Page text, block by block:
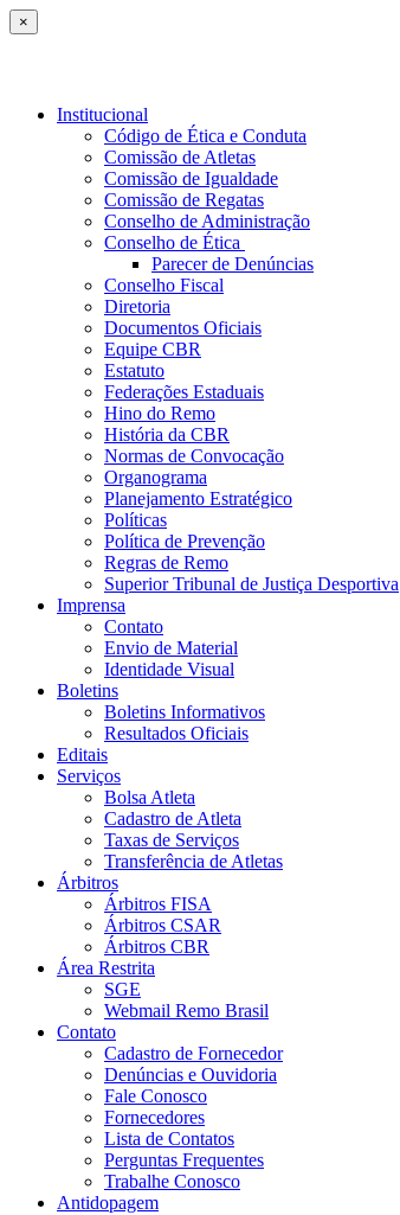
×
Institucional
Código de Ética e Conduta
Comissão de Atletas
Comissão de Igualdade
Comissão de Regatas
Conselho de Administração
Conselho de Ética
Parecer de Denúncias
Conselho Fiscal
Diretoria
Documentos Oficiais
Equipe CBR
Estatuto
Federações Estaduais
Hino do Remo
História da CBR
Normas de Convocação
Organograma
Planejamento Estratégico
Políticas
Política de Prevenção
Regras de Remo
Superior Tribunal de Justiça Desportiva
Imprensa
Contato
Envio de Material
Identidade Visual
Boletins
Boletins Informativos
Resultados Oficiais
Editais
Serviços
Bolsa Atleta
Cadastro de Atleta
Taxas de Serviços
Transferência de Atletas
Árbitros
Árbitros FISA
Árbitros CSAR
Árbitros CBR
Área Restrita
SGE
Webmail Remo Brasil
Contato
Cadastro de Fornecedor
Denúncias e Ouvidoria
Fale Conosco
Fornecedores
Lista de Contatos
Perguntas Frequentes
Trabalhe Conosco
Antidopagem